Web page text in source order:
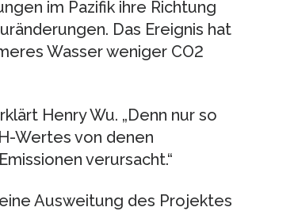
im Pazifik ihre Richtung
Das Ereignis hat
Wasser weniger CO2
Henry Wu. „Denn nur so
Wertes von denen
verursacht.“
Ausweitung des Projektes